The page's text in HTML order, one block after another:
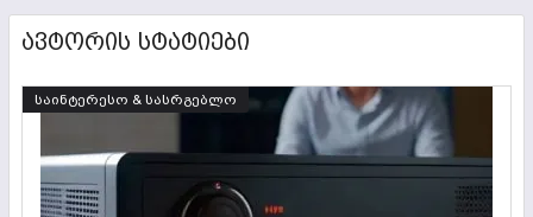
ᲐᲕᲢᲝᲠᲘᲡ ᲡᲢᲐᲢᲘᲔᲑᲘ
საინტერესო & სასრგებლო